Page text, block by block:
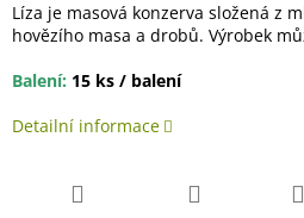
Líza je masová konzerva složená z
hovězího masa a drobů. Výrobek
Balení: 15 ks / balení
Detailní informace